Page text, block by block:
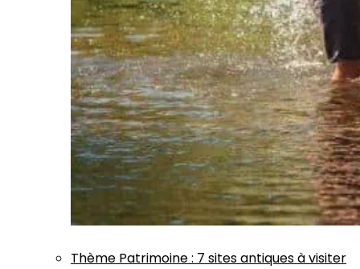
Thème Patrimoine: 7 sites antiques à visiter